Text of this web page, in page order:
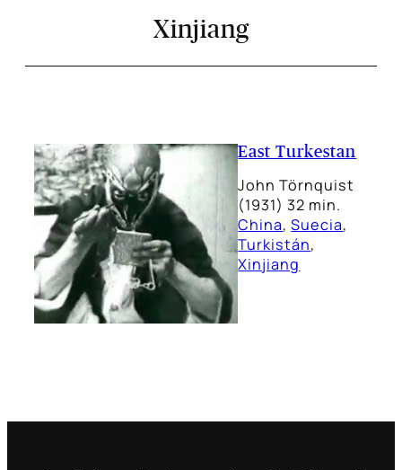
Xinjiang
East Turkestan
John Törnquist
(1931) 32 min.
China, Suecia
Turkistán
Xinjiang